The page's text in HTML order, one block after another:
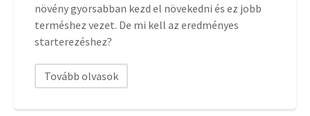
növény gyorsabban kezd el növekedni és ez jobb
terméshez vezet. De mi kell az eredményes
starterezéshez?
Tovább olvasok